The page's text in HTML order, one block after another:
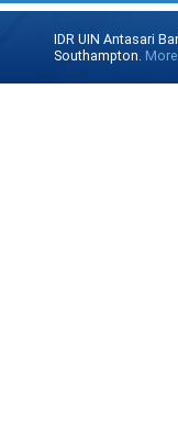
IDR UIN Antasari
Southampton.